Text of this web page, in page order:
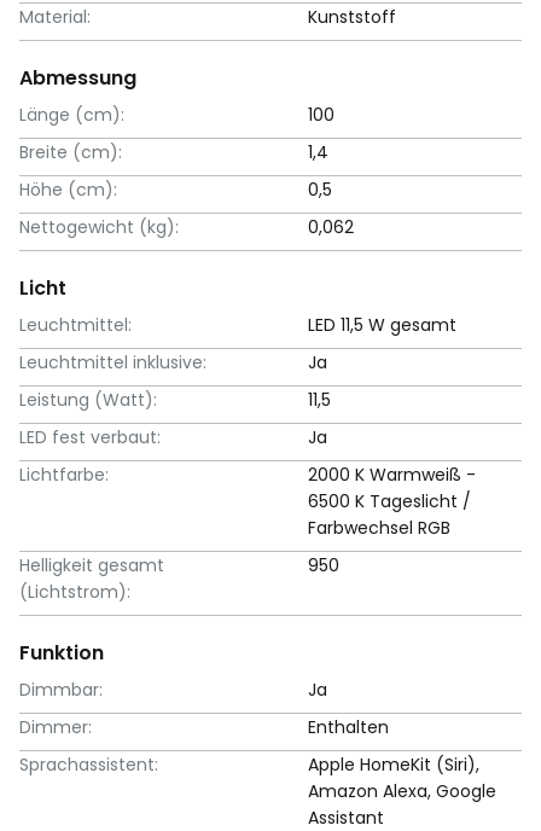
Material:
Kunststoff
Abmessung
Länge (cm):
100
Breite (cm):
1,4
Höhe (cm):
0,5
Nettogewicht (kg):
0,062
Licht
Leuchtmittel:
LED 11,5 W gesamt
Leuchtmittel inklusive:
Ja
Leistung (Watt):
11,5
LED fest verbaut:
Ja
Lichtfarbe:
2000 K Warmweiß -
6500 K Tageslicht /
Farbwechsel RGB
Helligkeit gesamt
(Lichtstrom):
950
Funktion
Dimmbar:
Ja
Dimmer:
Enthalten
Sprachassistent:
Apple HomeKit (Siri),
Amazon Alexa, Google
Assistant